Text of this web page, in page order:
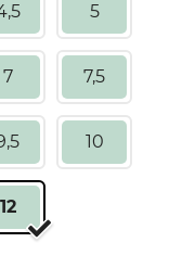
5
7 7,5
10
12